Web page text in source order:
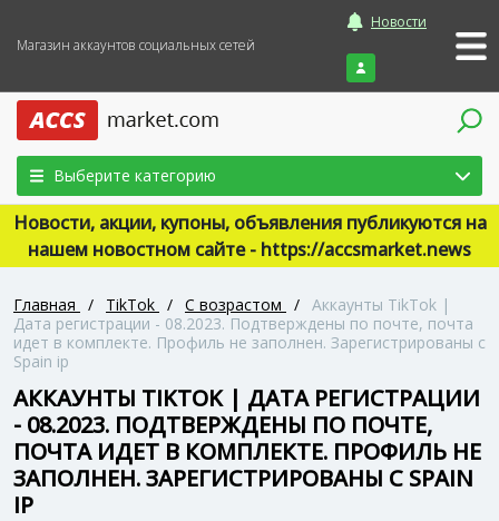
Магазин аккаунтов социальных сетей
Новости
Войти
Выберите категорию
Новости, акции, купоны, объявления публикуются на
нашем новостном сайте - https://accsmarket.news
Главная / TikTok / С возрастом / Аккаунты TikTok |
Дата регистрации - 08.2023. Подтверждены по почте, почта
идет в комплекте. Профиль не заполнен. Зарегистрированы с
Spain ip
АККАУНТЫ TIKTOK | ДАТА РЕГИСТРАЦИИ
- 08.2023. ПОДТВЕРЖДЕНЫ ПО ПОЧТЕ,
ПОЧТА ИДЕТ В КОМПЛЕКТЕ. ПРОФИЛЬ НЕ
ЗАПОЛНЕН. ЗАРЕГИСТРИРОВАНЫ С SPAIN
IP